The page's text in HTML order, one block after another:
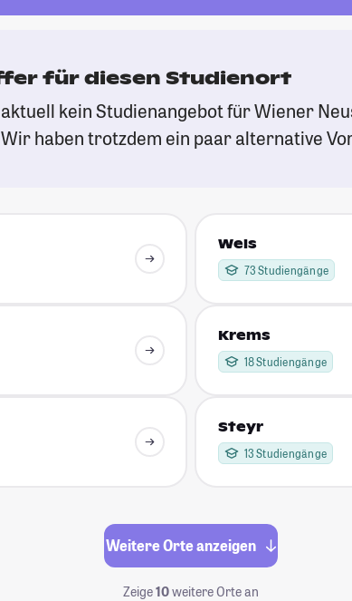
für diesen Studienort
kein Studienangebot für Wiener
haben trotzdem ein paar alternative
Wels
73 Studiengänge
Krems
18 Studiengänge
Steyr
13 Studiengänge
Weitere Orte anzeigen
Zeige10weitere Orte an